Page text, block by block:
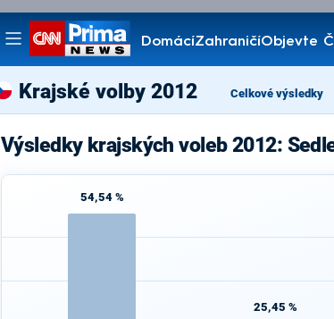
DomácíZahraničíObjevte
Pořady
Krajské volby 2012 Celkové výsledky
Výsledky krajských voleb 2012:
54,54 %
25,45 %